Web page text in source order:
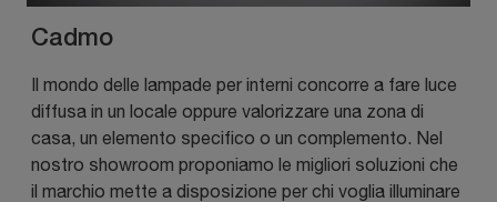
Cadmo
Il mondo delle lampade per interni concorre a fare luce
diffusa in un locale oppure valorizzare una zona di
casa, un elemento specifico o un complemento. Nel
nostro showroom proponiamo le migliori soluzioni che
il marchio mette a disposizione per chi voglia illuminare